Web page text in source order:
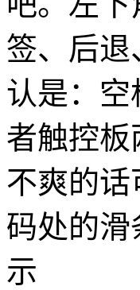
签、后
认是：
者触控
不爽的
码处的
示